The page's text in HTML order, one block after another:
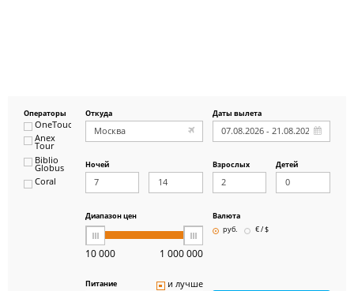
Операторы
OneTouch&Travel
Anex
Tour
Biblio
Globus
Coral
Откуда Даты вылета
Ночей Взрослых Детей
Диапазон цен
10 000 1 000 000
Валюта
руб.
€ / $
Питание и лучше